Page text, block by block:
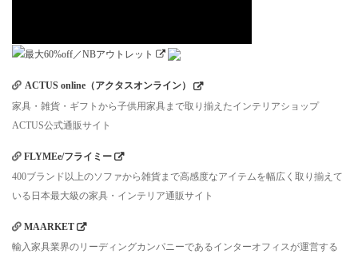
ACTUS online（アクタスオンライン）
家具・雑貨・ギフトから子供用家具まで取り揃えたインテリアショップ
ACTUS公式通販サイト
FLYMEe/フライミー
400ブランド以上のソファから雑貨まで高感度なアイテムを幅広く取り揃えて
いる日本最大級の家具・インテリア通販サイト
MAARKET
輸入家具業界のリーディングカンパニーであるインターオフィスが運営する